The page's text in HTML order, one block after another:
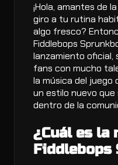
¡Hola, amantes de
giro a tu rutina
algo fresco?
Fiddlebops
lanzamiento oficial,
fans con mucho
la música del juego
un estilo nuevo
dentro de la
¿Cuál es la
Fiddlebops